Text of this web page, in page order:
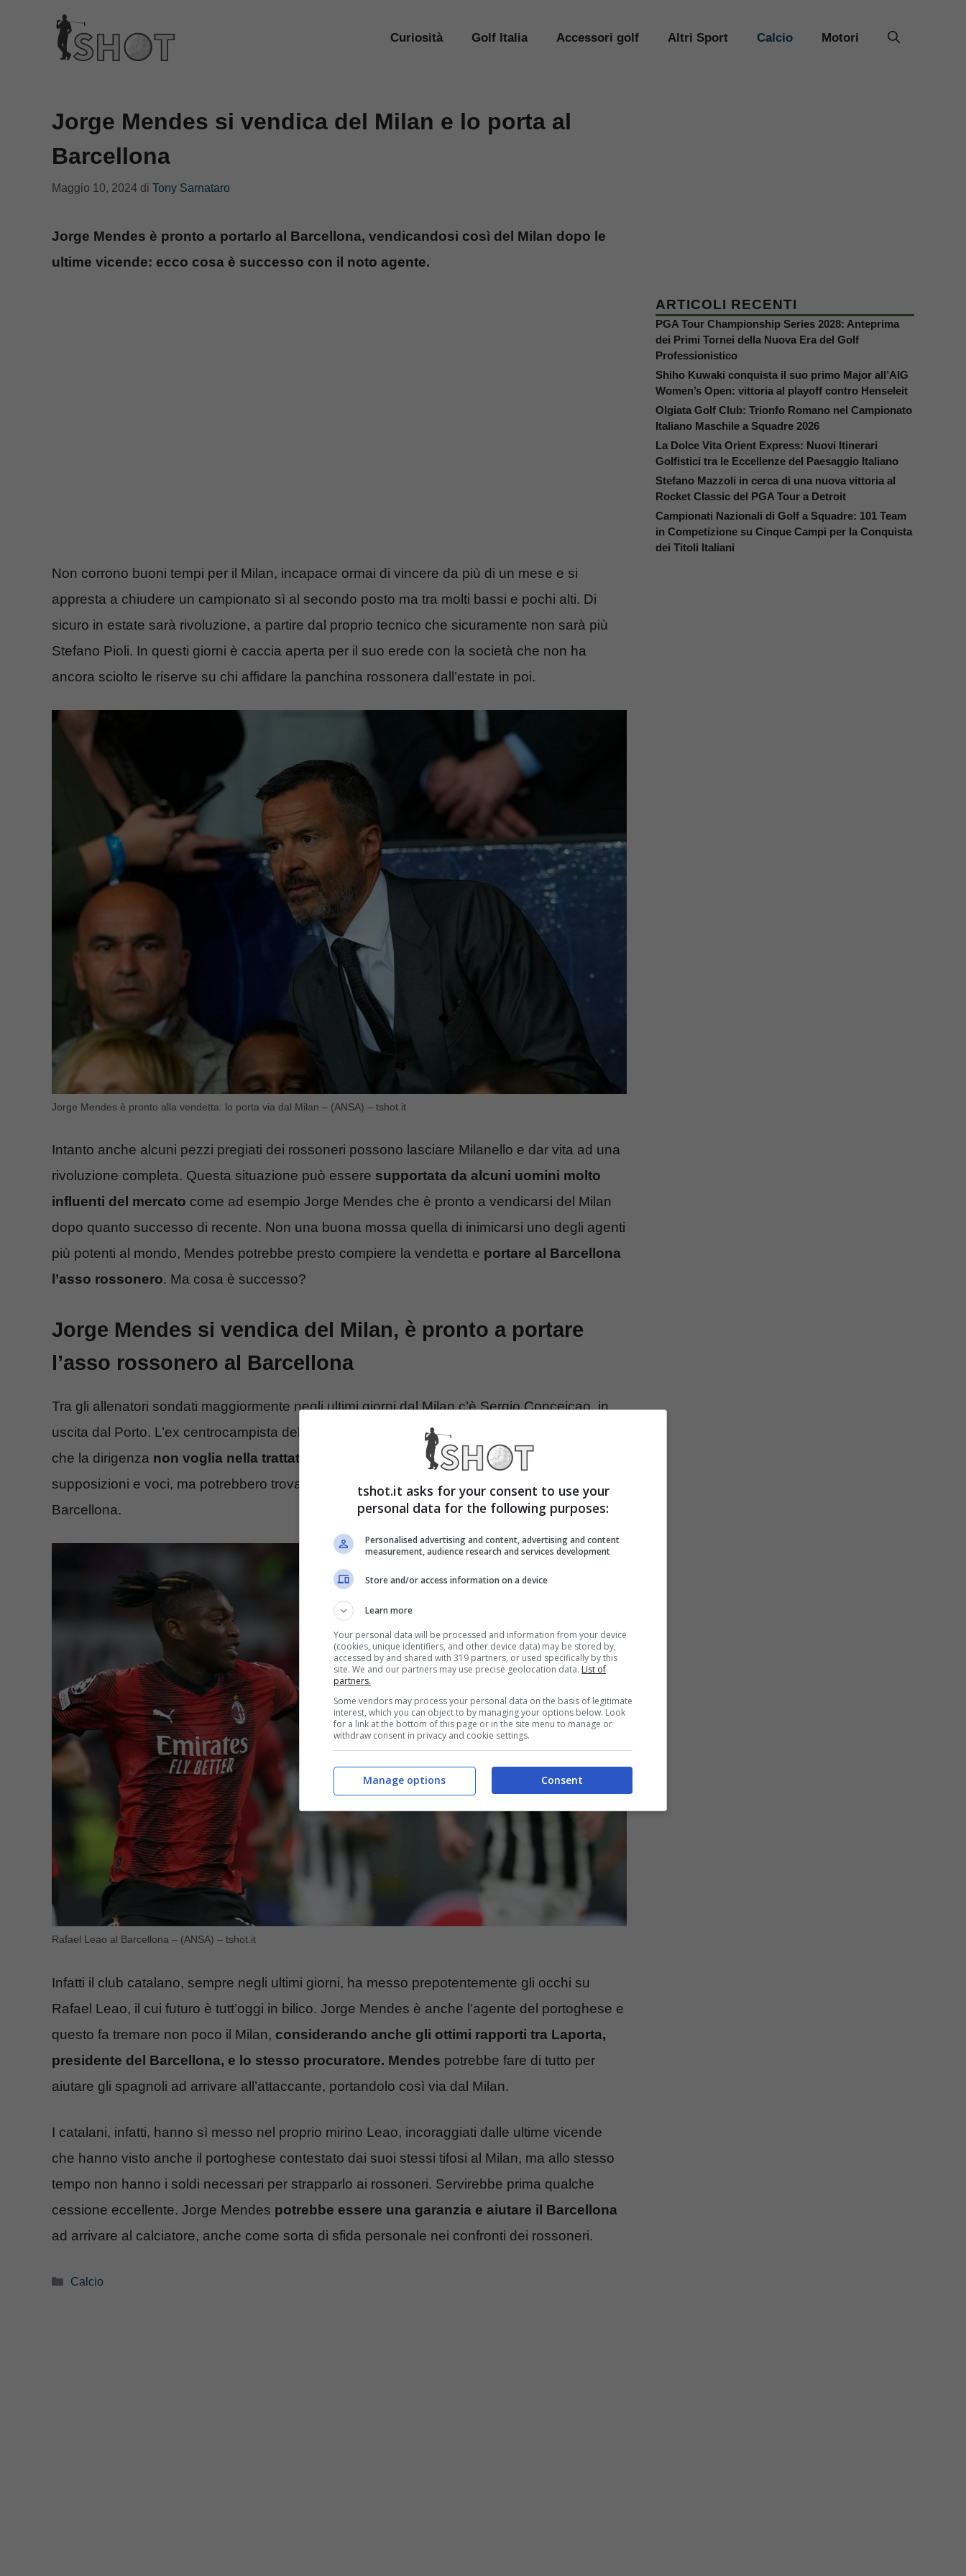
contenuto
Curiosità Golf Italia Accessori golf Altri Sport Calcio Motori
Jorge Mendes si vendica del Milan e lo porta al
Barcellona
Maggio 10, 2024 di Tony Sarnataro
Jorge Mendes è pronto a portarlo al Barcellona, vendicandosi così del Milan dopo le
ultime vicende: ecco cosa è successo con il noto agente.
Non corrono buoni tempi per il Milan, incapace ormai di vincere da più di un mese e si
appresta a chiudere un campionato sì al secondo posto ma tra molti bassi e pochi alti. Di
sicuro in estate sarà rivoluzione, a partire dal proprio tecnico che sicuramente non sarà più
Stefano Pioli. In questi giorni è caccia aperta per il suo erede con la società che non ha
ancora sciolto le riserve su chi affidare la panchina rossonera dall’estate in poi.
Jorge Mendes è pronto alla vendetta: lo porta via dal Milan – (ANSA) – tshot.it
Intanto anche alcuni pezzi pregiati dei rossoneri possono lasciare Milanello e dar vita ad una
rivoluzione completa. Questa situazione può essere supportata da alcuni uomini molto
influenti del mercato come ad esempio Jorge Mendes che è pronto a vendicarsi del Milan
dopo quanto successo di recente. Non una buona mossa quella di inimicarsi uno degli agenti
più potenti al mondo, Mendes potrebbe presto compiere la vendetta e portare al Barcellona
l’asso rossonero. Ma cosa è successo?
Jorge Mendes si vendica del Milan, è pronto a portare
l’asso rossonero al Barcellona
Tra gli allenatori sondati maggiormente negli ultimi giorni dal Milan c’è Sergio Conceiçao, in
uscita dal Porto. L’ex centrocampista della Lazio è finito nel mirino dei meneghini ma pare
che la dirigenza non voglia nella trattativa la presenza del super agente
supposizioni e voci, ma potrebbero trovare riscontro in quanto sta succedendo col
Barcellona.
Rafael Leao al Barcellona – (ANSA) – tshot.it
Infatti il club catalano, sempre negli ultimi giorni, ha messo prepotentemente gli occhi su
Rafael Leao, il cui futuro è tutt’oggi in bilico. Jorge Mendes è anche l’agente del portoghese e
questo fa tremare non poco il Milan, considerando anche gli ottimi rapporti tra Laporta,
presidente del Barcellona, e lo stesso procuratore. Mendes potrebbe fare di tutto per
aiutare gli spagnoli ad arrivare all’attaccante, portandolo così via dal Milan.
I catalani, infatti, hanno sì messo nel proprio mirino Leao, incoraggiati dalle ultime vicende
che hanno visto anche il portoghese contestato dai suoi stessi tifosi al Milan, ma allo stesso
tempo non hanno i soldi necessari per strapparlo ai rossoneri. Servirebbe prima qualche
cessione eccellente. Jorge Mendes potrebbe essere una garanzia e aiutare il Barcellona
ad arrivare al calciatore, anche come sorta di sfida personale nei confronti dei rossoneri.
Categorie
Calcio
ARTICOLI RECENTI
PGA Tour Championship Series 2028: Anteprima
dei Primi Tornei della Nuova Era del Golf
Professionistico
Shiho Kuwaki conquista il suo primo Major all’AIG
Women’s Open: vittoria al playoff contro Henseleit
Olgiata Golf Club: Trionfo Romano nel Campionato
Italiano Maschile a Squadre 2026
La Dolce Vita Orient Express: Nuovi Itinerari
Golfistici tra le Eccellenze del Paesaggio Italiano
Stefano Mazzoli in cerca di una nuova vittoria al
Rocket Classic del PGA Tour a Detroit
Campionati Nazionali di Golf a Squadre: 101 Team
in Competizione su Cinque Campi per la Conquista
dei Titoli Italiani
tshot.it asks for your consent to use your
personal data for the following purposes:
Personalised advertising and content, advertising and content
measurement, audience research and services development
Store and/or access information on a device
Learn more
Your personal data will be processed and information from your device
(cookies, unique identifiers, and other device data) may be stored by,
accessed by and shared with 319 partners, or used specifically by this
site. We and our partners may use precise geolocation data. List of
partners.
Some vendors may process your personal data on the basis of legitimate
interest, which you can object to by managing your options below. Look
for a link at the bottom of this page or in the site menu to manage or
withdraw consent in privacy and cookie settings.
Consent
Manage options